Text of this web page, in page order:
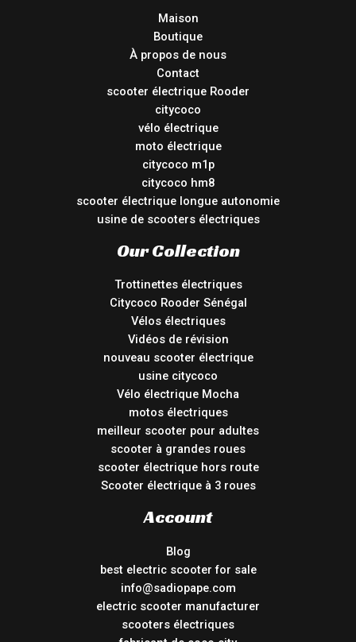
Maison
Boutique
À propos de nous
Contact
scooter électrique Rooder
citycoco
vélo électrique
moto électrique
citycoco m1p
citycoco hm8
scooter électrique longue autonomie
usine de scooters électriques
Our Collection
Trottinettes électriques
Citycoco Rooder Sénégal
Vélos électriques
Vidéos de révision
nouveau scooter électrique
usine citycoco
Vélo électrique Mocha
motos électriques
meilleur scooter pour adultes
scooter à grandes roues
scooter électrique hors route
Scooter électrique à 3 roues
Account
Blog
best electric scooter for sale
info@sadiopape.com
electric scooter manufacturer
scooters électriques